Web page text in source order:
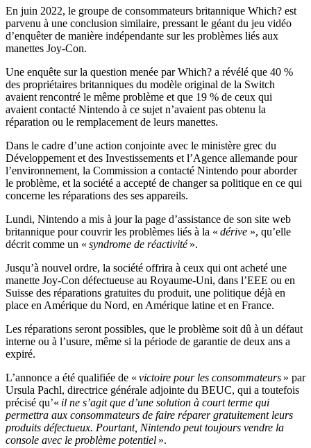
En juin 2022, le groupe de consommateurs britannique Which? est
parvenu à une conclusion similaire, pressant le géant du jeu vidéo
d’enquêter de manière indépendante sur les problèmes liés aux
manettes Joy-Con.
Une enquête sur la question menée par Which? a révélé que 40 %
des propriétaires britanniques du modèle original de la Switch
avaient rencontré le même problème et que 19 % de ceux qui
avaient contacté Nintendo à ce sujet n’avaient pas obtenu la
réparation ou le remplacement de leurs manettes.
Dans le cadre d’une action conjointe avec le ministère grec du
Développement et des Investissements et l’Agence allemande pour
l’environnement, la Commission a contacté Nintendo pour aborder
le problème, et la société a accepté de changer sa politique en ce qui
concerne les réparations des ses appareils.
Lundi, Nintendo a mis à jour la page d’assistance de son site web
britannique pour couvrir les problèmes liés à la « dérive », qu’elle
décrit comme un « syndrome de réactivité».
Jusqu’à nouvel ordre, la société offrira à ceux qui ont acheté une
manette Joy-Con défectueuse au Royaume-Uni, dans l’EEE ou en
Suisse des réparations gratuites du produit, une politique déjà en
place en Amérique du Nord, en Amérique latine et en France.
Les réparations seront possibles, que le problème soit dû à un défaut
interne ou à l’usure, même si la période de garantie de deux ans a
expiré.
L’annonce a été qualifiée de « victoire pour les consommateurs » par
Ursula Pachl, directrice générale adjointe du BEUC, qui a toutefois
précisé qu’« il ne s’agit que d’une solution à court terme qui
permettra aux consommateurs de faire réparer gratuitement leurs
produits défectueux. Pourtant, Nintendo peut toujours vendre la
console avec le problème potentiel ».